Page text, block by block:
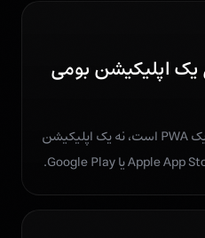
یک اپلیکیشن بومی
خیر. تجربه اپلیکیشن موبایل یک PWA است، نه یک اپلیکیشن